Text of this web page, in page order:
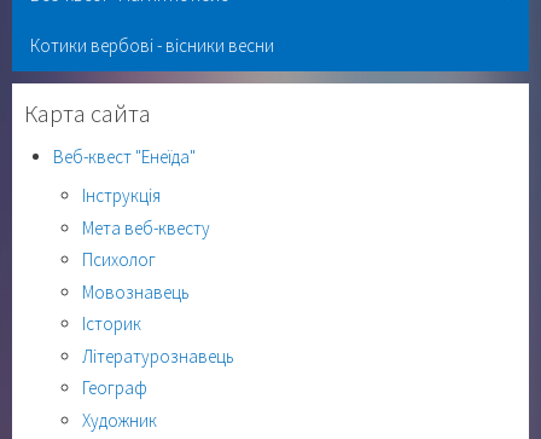
Котики вербові - вісники весни
Карта сайта
Веб-квест "Енеїда"
Інструкція
Мета веб-квесту
Психолог
Мовознавець
Історик
Літературознавець
Географ
Художник